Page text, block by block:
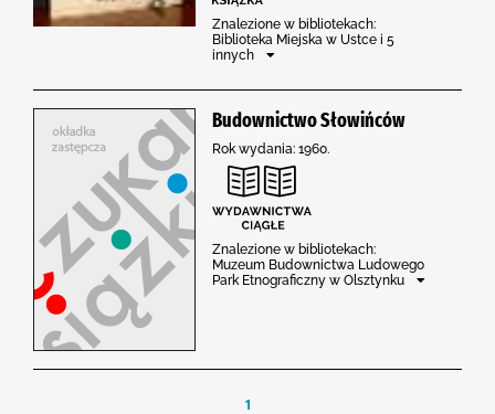
Znalezione w bibliotekach:
Biblioteka Miejska w Ustce i 5
innych
Budownictwo Słowińców
Rok wydania: 1960.
Znalezione w bibliotekach:
Muzeum Budownictwa Ludowego
Park Etnograficzny w Olsztynku
1